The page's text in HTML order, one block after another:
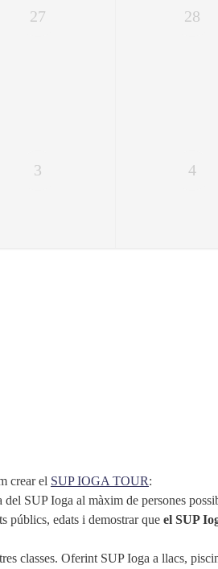
27 28
3 4
crear el SUP IOGA TOUR:
SUP Ioga al màxim de persones
públics, edats i demostrar que el SUP
classes. Oferint SUP Ioga a llacs,